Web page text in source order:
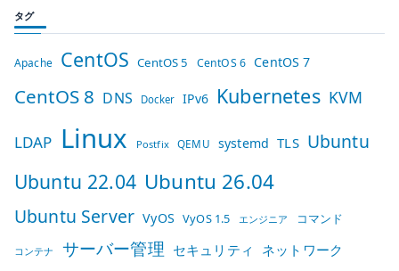
タグ
Apache CentOS CentOS 5 CentOS 6 CentOS 7
CentOS 8 DNS Docker IPv6 Kubernetes KVM
LDAP Linux Postfix QEMU systemd TLS Ubuntu
Ubuntu 22.04 Ubuntu 26.04
Ubuntu Server VyOS VyOS 1.5 エンジニア コマンド
コンテナ サーバー管理 セキュリティ ネットワーク